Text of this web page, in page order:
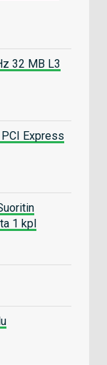
32 MB L3
Express
1 kpl